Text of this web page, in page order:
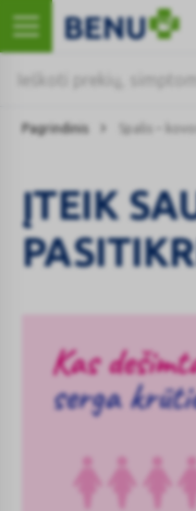
Pagrindinis Spalis –
ĮTEIK